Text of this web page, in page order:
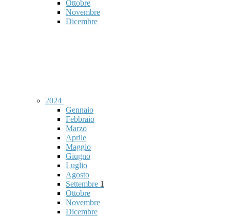
Ottobre
Novembre
Dicembre
2024
Gennaio
Febbraio
Marzo
Aprile
Maggio
Giugno
Luglio
Agosto
Settembre 1
Ottobre
Novembre
Dicembre